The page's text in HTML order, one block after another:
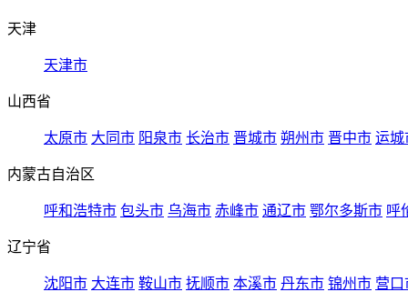
天津
天津市
山西省
太原市 大同市 阳泉市 长治市 晋城市 朔州市 晋中市 运城
内蒙古自治区
呼和浩特市 包头市 乌海市 赤峰市 通辽市 鄂尔多斯市 呼
辽宁省
沈阳市 大连市 鞍山市 抚顺市 本溪市 丹东市 锦州市 营口